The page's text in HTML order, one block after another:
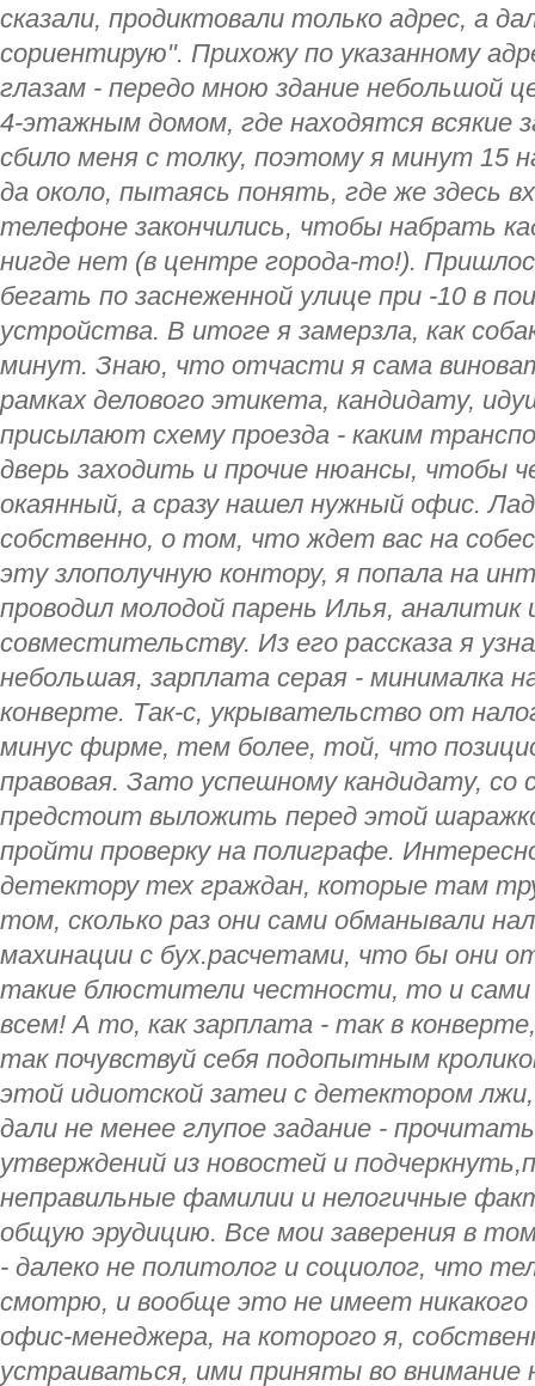
сказали, продиктовали только адрес, а
сориентирую". Прихожу по указанному
глазам - передо мною здание небольшой
4-этажным домом, где находятся всякие
сбило меня с толку, поэтому я минут 15
да около, пытаясь понять, где же здесь
телефоне закончились, чтобы набрать
нигде нет (в центре города-то!).
бегать по заснеженной улице при -10 в
устройства. В итоге я замерзла, как
минут. Знаю, что отчасти я сама
рамках делового этикета, кандидату,
присылают схему проезда - каким
дверь заходить и прочие нюансы, чтобы
окаянный, а сразу нашел нужный офис.
собственно, о том, что ждет вас на
эту злополучную контору, я попала на
проводил молодой парень Илья, аналитик
совместительству. Из его рассказа я
небольшая, зарплата серая - минималка
конверте. Так-с, укрывательство от
минус фирме, тем более, той, что
правовая. Зато успешному кандидату, со
предстоит выложить перед этой
пройти проверку на полиграфе.
детектору тех граждан, которые там
том, сколько раз они сами обманывали
махинации с бух.расчетами, что бы они
такие блюстители честности, то и
всем! А то, как зарплата - так в
так почувствуй себя подопытным
этой идиотской затеи с детектором лжи,
дали не менее глупое задание -
утверждений из новостей и
неправильные фамилии и нелогичные
общую эрудицию. Все мои заверения в
- далеко не политолог и социолог, что
смотрю, и вообще это не имеет никакого
офис-менеджера, на которого я,
устраиваться, ими приняты во внимание